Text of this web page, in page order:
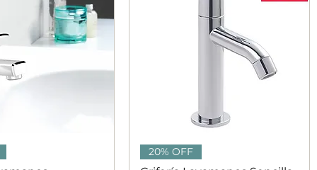
rápida Vista rápida
20% OFF